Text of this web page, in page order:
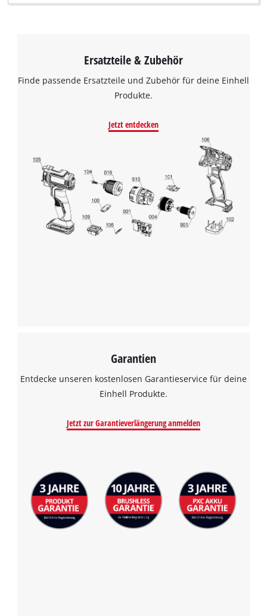
Ersatzteile & Zubehör
Finde passende Ersatzteile und Zubehör für deine Einhell
Produkte.
Jetzt entdecken
Garantien
Entdecke unseren kostenlosen Garantieservice für deine
Einhell Produkte.
Jetzt zur Garantieverlängerung anmelden